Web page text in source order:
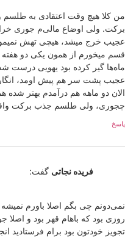
من کلا هیچ وقت اعتقادی به
برکت. ولی اوضاع مالی‌م جوری
عجیب خرج میشد، هیچی تهش
قسم میخورم از همون یکی دو
ماه‌ها گیر کرده بود یهویی درست
عجیب پشت سر هم پیش اومد،
الان دو ماهه هم درآمدم بهتر شده
چجوری، ولی طلسم جذب برکت
پاسخ
فریده نجاتی گفت:
نمی‌دونم چی بگم اصلا باورم
روزی بود که باهام قهر بود و اصلا
تجویز خودتون بود برام فرستادید